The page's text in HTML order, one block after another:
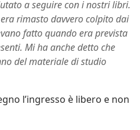
a seguire con i nostri libri.
rimasto davvero colpito dai
fatto quando era prevista
Mi ha anche detto che
del materiale di studio
l’ingresso è libero e non